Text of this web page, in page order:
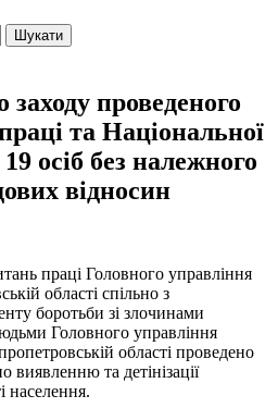
заходу проведеного
та Національної
осіб без належного
відносин
праці Головного управління
області спільно з
боротьби зі злочинами
Головного управління
області проведено
та детінізації
населення.